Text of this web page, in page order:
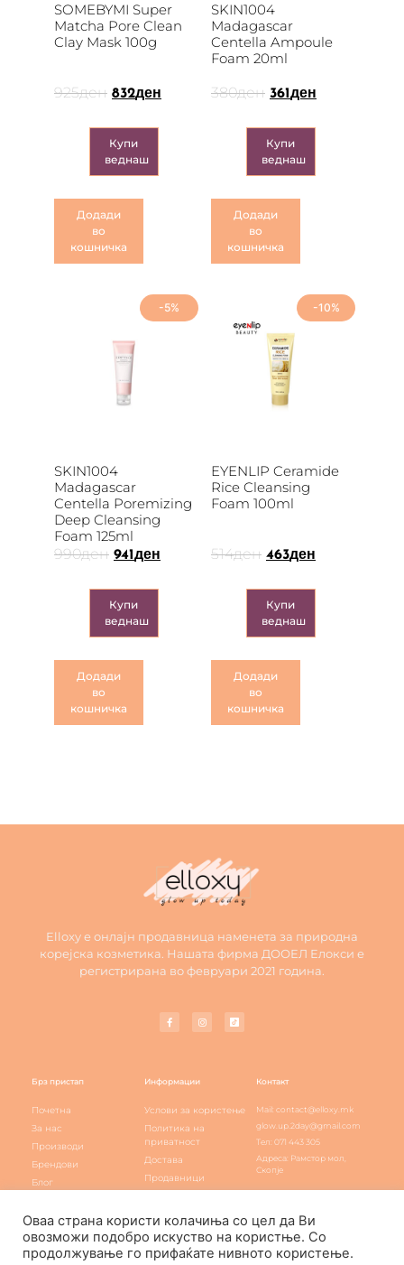
SOMEBYMI Super
Matcha Pore Clean
Clay Mask 100g
925ден 832ден
Купи
веднаш
Додади
во
кошничка
SKIN1004
Madagascar
Centella Ampoule
Foam 20ml
380ден 361 ден
Купи
веднаш
Додади
во
кошничка
-5%
SKIN1004
Madagascar
Centella Poremizing
Deep Cleansing
Foam 125ml
990ден 941 ден
Купи
веднаш
Додади
во
кошничка
-10%
EYENLIP Ceramide
Rice Cleansing
Foam 100ml
514ден 463ден
Купи
веднаш
Додади
во
кошничка
Elloxy е онлајн продавница наменета за природна
корејска козметика. Нашата фирма ДООЕЛ Елокси е
регистрирана во февруари 2021 година.
Брз пристап
Почетна
За нас
Производи
Брендови
Блог
Информации
Услови за користење
Политика на
приватност
Достава
Продавници
Контакт
Mail: contact@elloxy.mk
glow.up.2day@gmail.com
Тел: 071 443 305
Адреса: Рамстор мол,
Скопје
Оваа страна користи колачиња со цел да Ви
овозможи подобро искуство на користње. Со
продолжување го прифаќате нивното користење.